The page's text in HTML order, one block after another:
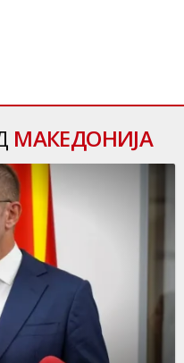
МАКЕДОНИЈА